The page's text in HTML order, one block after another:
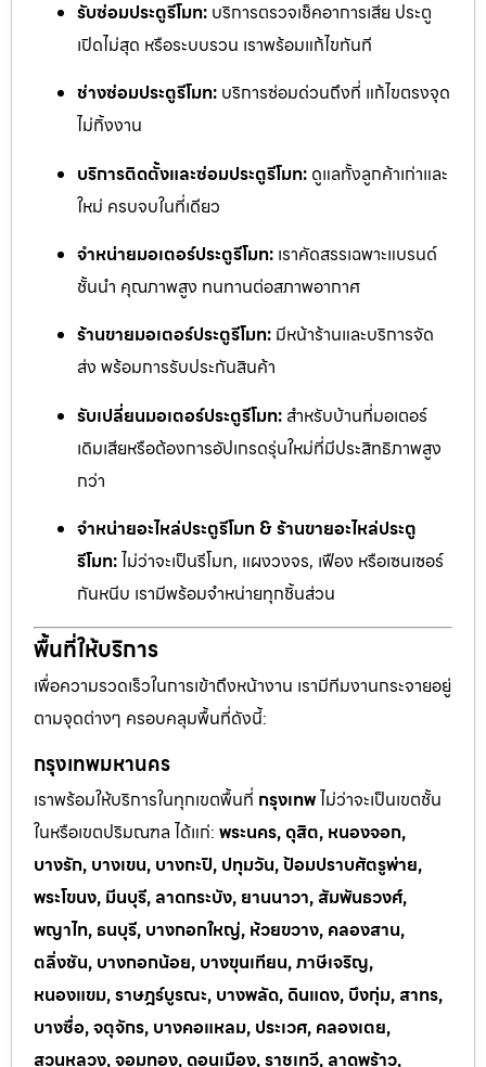
รับซ่อมประตูรีโมท: บริการตรวจเช็คอาการเสีย ประตู
เปิดไม่สุด หรือระบบรวน เราพร้อมแก้ไขทันที
ช่างซ่อมประตูรีโมท: บริการซ่อมด่วนถึงที่ แก้ไขตรงจุด
ไม่ทิ้งงาน
บริการติดตั้งและซ่อมประตูรีโมท: ดูแลทั้งลูกค้าเก่าและ
ใหม่ ครบจบในที่เดียว
จำหน่ายมอเตอร์ประตูรีโมท: เราคัดสรรเฉพาะแบรนด์
ชั้นนำ คุณภาพสูง ทนทานต่อสภาพอากาศ
ร้านขายมอเตอร์ประตูรีโมท: มีหน้าร้านและบริการจัด
ส่ง พร้อมการรับประกันสินค้า
รับเปลี่ยนมอเตอร์ประตูรีโมท: สำหรับบ้านที่มอเตอร์
เดิมเสียหรือต้องการอัปเกรดรุ่นใหม่ที่มีประสิทธิภาพสูง
กว่า
จำหน่ายอะไหล่ประตูรีโมท & ร้านขายอะไหล่ประตู
รีโมท:ไม่ว่าจะเป็นรีโมท, แผงวงจร, เฟือง หรือเซนเซอร์
กันหนีบ เรามีพร้อมจำหน่ายทุกชิ้นส่วน
พื้นที่ให้บริการ
เพื่อความรวดเร็วในการเข้าถึงหน้างาน เรามีทีมงานกระจายอยู่
ตามจุดต่างๆ ครอบคลุมพื้นที่ดังนี้:
กรุงเทพมหานคร
เราพร้อมให้บริการในทุกเขตพื้นที่ กรุงเทพไม่ว่าจะเป็นเขตชั้น
ในหรือเขตปริมณฑล ได้แก่: พระนคร, ดุสิต, หนองจอก,
บางรัก, บางเขน, บางกะปิ, ปทุมวัน, ป้อมปราบศัตรูพ่าย,
พระโขนง, มีนบุรี, ลาดกระบัง, ยานนาวา, สัมพันธวงศ์,
พญาไท, ธนบุรี, บางกอกใหญ่, ห้วยขวาง, คลองสาน,
ตลิ่งชัน, บางกอกน้อย, บางขุนเทียน, ภาษีเจริญ,
หนองแขม, ราษฎร์บูรณะ, บางพลัด, ดินแดง, บึงกุ่ม, สาทร,
บางซื่อ, จตุจักร, บางคอแหลม, ประเวศ, คลองเตย,
สวนหลวง, จอมทอง, ดอนเมือง, ราชเทวี, ลาดพร้าว,